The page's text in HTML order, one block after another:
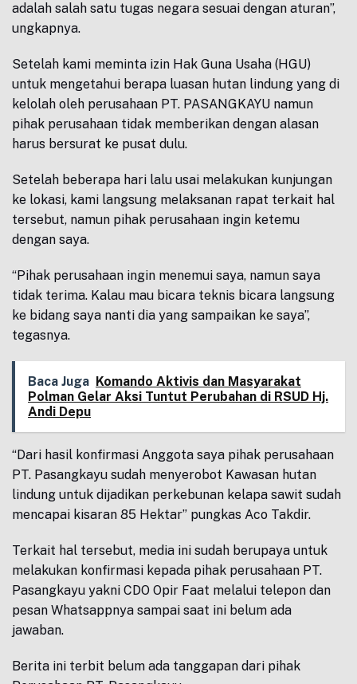
adalah salah satu tugas negara sesuai dengan aturan”,
ungkapnya.
Setelah kami meminta izin Hak Guna Usaha (HGU)
untuk mengetahui berapa luasan hutan lindung yang di
kelolah oleh perusahaan PT. PASANGKAYU namun
pihak perusahaan tidak memberikan dengan alasan
harus bersurat ke pusat dulu.
Setelah beberapa hari lalu usai melakukan kunjungan
ke lokasi, kami langsung melaksanan rapat terkait hal
tersebut, namun pihak perusahaan ingin ketemu
dengan saya.
“Pihak perusahaan ingin menemui saya, namun saya
tidak terima. Kalau mau bicara teknis bicara langsung
ke bidang saya nanti dia yang sampaikan ke saya”,
tegasnya.
Baca Juga Komando Aktivis dan Masyarakat
Polman Gelar Aksi Tuntut Perubahan di RSUD Hj.
Andi Depu
“Dari hasil konfirmasi Anggota saya pihak perusahaan
PT. Pasangkayu sudah menyerobot Kawasan hutan
lindung untuk dijadikan perkebunan kelapa sawit sudah
mencapai kisaran 85 Hektar” pungkas Aco Takdir.
Terkait hal tersebut, media ini sudah berupaya untuk
melakukan konfirmasi kepada pihak perusahaan PT.
Pasangkayu yakni CDO Opir Faat melalui telepon dan
pesan Whatsappnya sampai saat ini belum ada
jawaban.
Berita ini terbit belum ada tanggapan dari pihak